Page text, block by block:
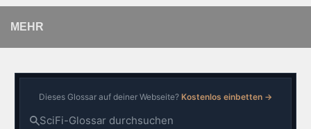
MEHR